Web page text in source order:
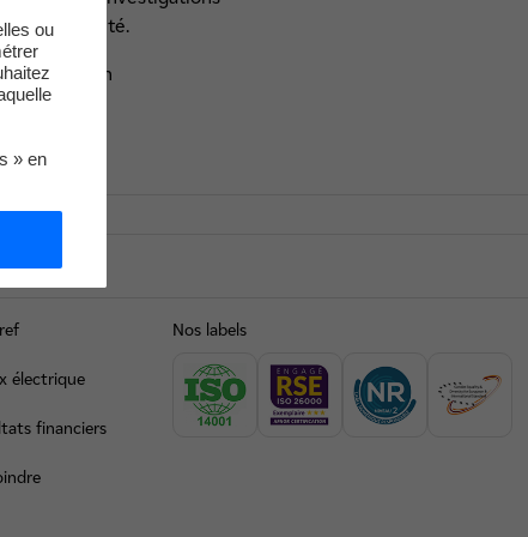
toute sûreté.
n°3 sont en
électrique
financiers
Nos labels
ou
» en